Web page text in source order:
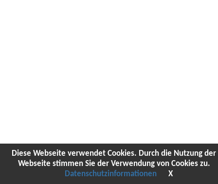
Diese Webseite verwendet Cookies. Durch die Nutzung der
Webseite stimmen Sie der Verwendung von Cookies zu.
Datenschutzinformationen
X